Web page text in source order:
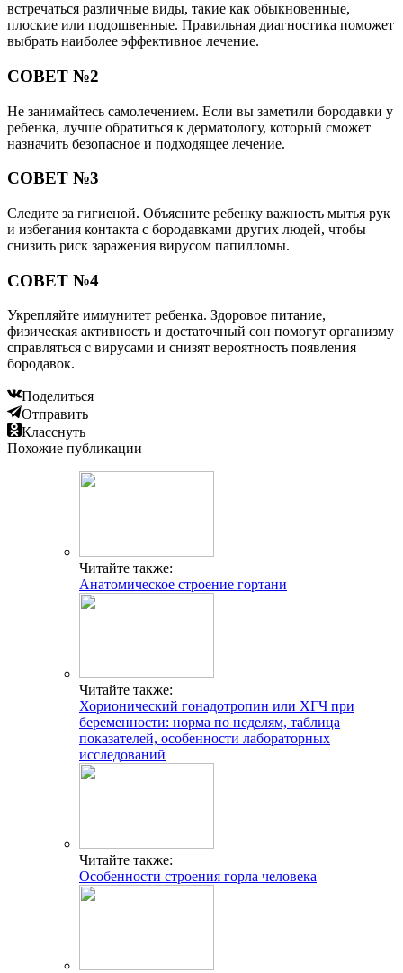
встречаться различные виды, такие как обыкновенные,
плоские или подошвенные. Правильная диагностика поможет
выбрать наиболее эффективное лечение.
СОВЕТ №2
Не занимайтесь самолечением. Если вы заметили бородавки у
ребенка, лучше обратиться к дерматологу, который сможет
назначить безопасное и подходящее лечение.
СОВЕТ №3
Следите за гигиеной. Объясните ребенку важность мытья рук
и избегания контакта с бородавками других людей, чтобы
снизить риск заражения вирусом папилломы.
СОВЕТ №4
Укрепляйте иммунитет ребенка. Здоровое питание,
физическая активность и достаточный сон помогут организму
справляться с вирусами и снизят вероятность появления
бородавок.
Поделиться
Отправить
Класснуть
Похожие публикации
Читайте также:
Анатомическое строение гортани
Читайте также:
Хорионический гонадотропин или ХГЧ при
беременности: норма по неделям, таблица
показателей, особенности лабораторных
исследований
Читайте также:
Особенности строения горла человека